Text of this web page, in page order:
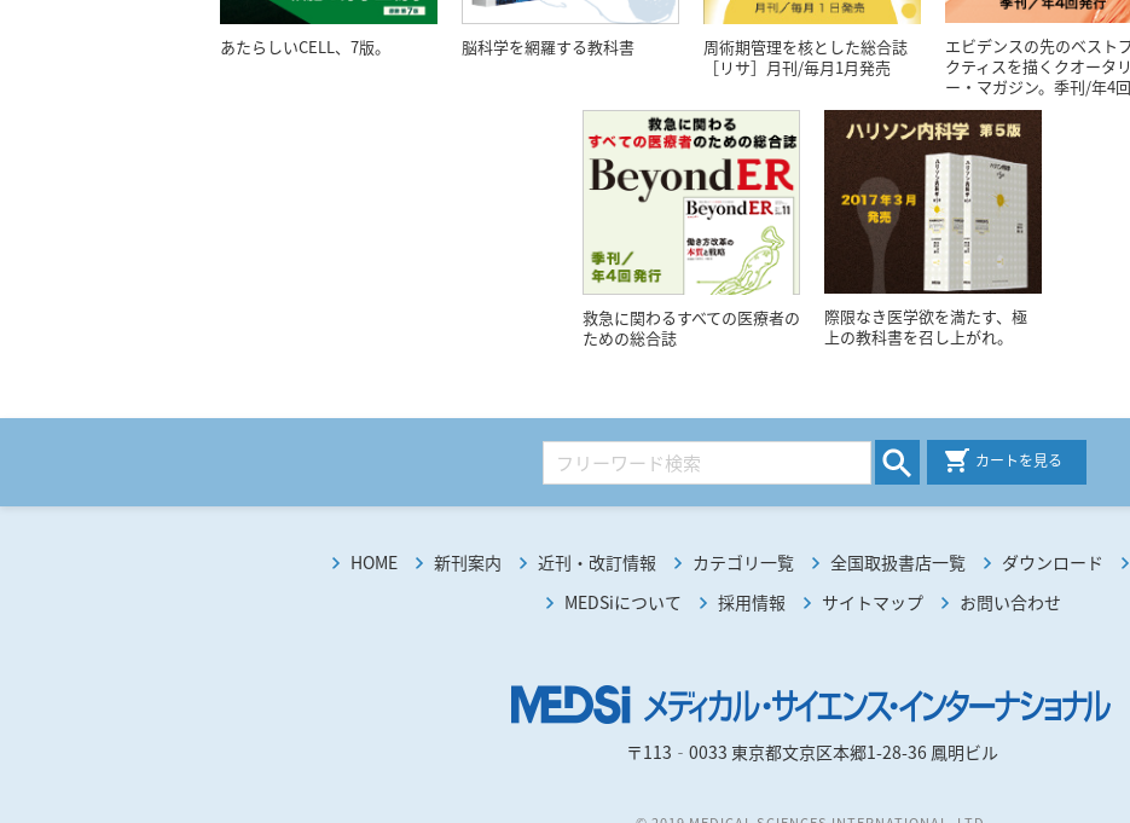
あたらしいCELL、7版。 脳科学を網羅する教科書
周術期管理を核とした総合誌
［リサ］月刊/毎月1月発売
エビデンスの先のベスト
クティスを描くクオータリ
ー・マガジン。季刊/年4
救急に関わるすべての医療者の
ための総合誌
際限なき医学欲を満たす、極
上の教科書を召し上がれ。
カートを見る
HOME 新刊案内 近刊・改訂情報 カテゴリ一覧 全国取扱書店一覧 ダウンロード
MEDSiについて
採用情報 サイトマップ お問い合わせ
〒113‐0033 東京都文京区本郷1-28-36 鳳明ビル